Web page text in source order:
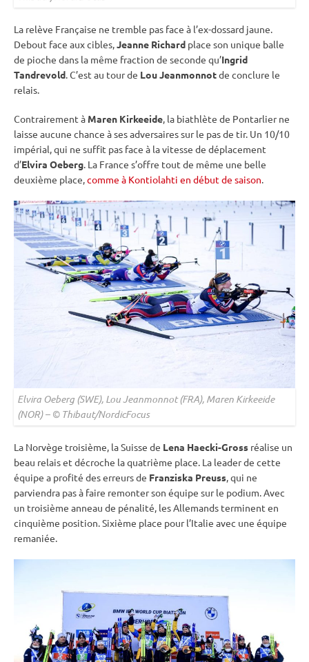
La relève Française ne tremble pas face à l’ex-dossard jaune.
Debout face aux cibles,Jeanne Richard place son unique balle
de pioche dans la même fraction de seconde qu’Ingrid
Tandrevold. C’est au tour de Lou Jeanmonnotde conclure le
relais.
Contrairement à Maren Kirkeeide, la biathlète de Pontarlier ne
laisse aucune chance à ses adversaires sur le pas de tir. Un 10/10
impérial, qui ne suffit pas face à la vitesse de déplacement
d’Elvira Oeberg. La France s’offre tout de même une belle
deuxième place,comme à Kontiolahti en début de saison.
Elvira Oeberg (SWE), Lou Jeanmonnot (FRA), Maren Kirkeeide
(NOR) – © Thibaut/NordicFocus
La Norvège troisième, la Suisse de Lena Haecki-Gross réalise un
beau relaiset décroche la quatrième place. La leader de cette
équipe a profité des erreurs de Franziska Preuss, qui ne
parviendra pas à faire remonter son équipe sur le podium. Avec
un troisième anneau de pénalité, les Allemands terminent en
cinquième position. Sixième place pour l’Italie avec une équipe
remaniée.